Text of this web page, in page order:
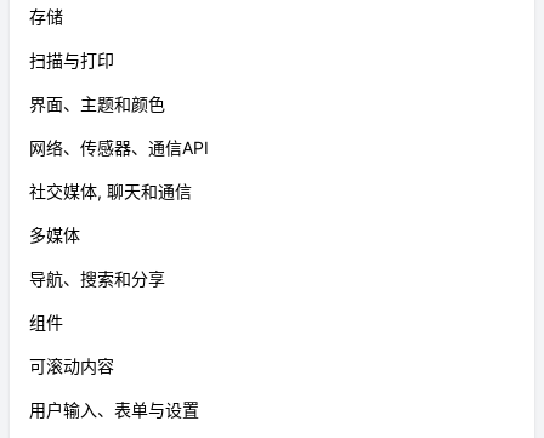
存储
扫描与打印
界面、主题和颜色
网络、传感器、通信API
社交媒体, 聊天和通信
多媒体
导航、搜索和分享
组件
可滚动内容
用户输入、表单与设置